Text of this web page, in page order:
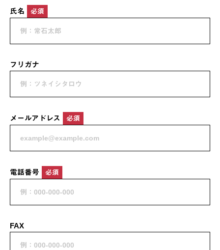
氏名 必須
フリガナ
メールアドレス 必須
電話番号 必須
FAX